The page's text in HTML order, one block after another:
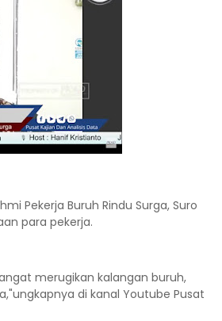
Pekerja Buruh Rindu Surga, Suro
para pekerja.
merugikan kalangan buruh,
di kanal Youtube Pusat